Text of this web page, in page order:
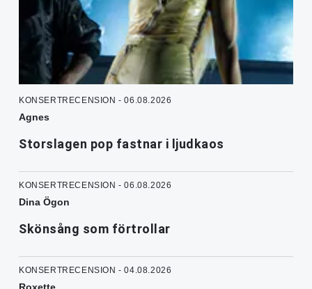
KONSERTRECENSION - 06.08.2026
Agnes
Storslagen pop fastnar i ljudkaos
KONSERTRECENSION - 06.08.2026
Dina Ögon
Skönsång som förtrollar
KONSERTRECENSION - 04.08.2026